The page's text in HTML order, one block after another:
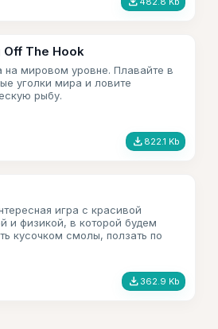
Off The Hook
на мировом уровне. Плавайте в
уголки мира и ловите
рыбу.
file_download 822.1 Kb
игра с красивой
и физикой, в которой будем
кусочком смолы, ползать по
file_download 362.9 Kb